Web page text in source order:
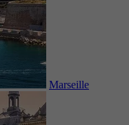
Marseille